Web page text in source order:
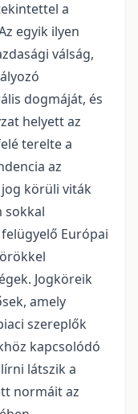
a
egyik ilyen
válság,
dogmáját, és
helyett az
terelte a
az
körüli viták
sokkal
Európai
Jogköreik
amely
szereplők
kapcsolódó
látszik a
normáit az